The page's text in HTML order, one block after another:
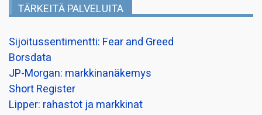
TÄRKEITÄ PALVELUITA
Sijoitussentimentti: Fear and Greed
Borsdata
JP-Morgan: markkinanäkemys
Short Register
Lipper: rahastot ja markkinat